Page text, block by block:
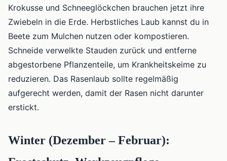
Krokusse und Schneeglöckchen brauchen jetzt ihre
Zwiebeln in die Erde. Herbstliches Laub kannst du in
Beete zum Mulchen nutzen oder kompostieren.
Schneide verwelkte Stauden zurück und entferne
abgestorbene Pflanzenteile, um Krankheitskeime zu
reduzieren. Das Rasenlaub sollte regelmäßig
aufgerecht werden, damit der Rasen nicht darunter
erstickt.
Winter (Dezember – Februar):